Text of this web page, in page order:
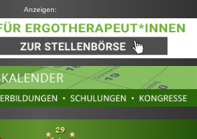
Anzeigen: